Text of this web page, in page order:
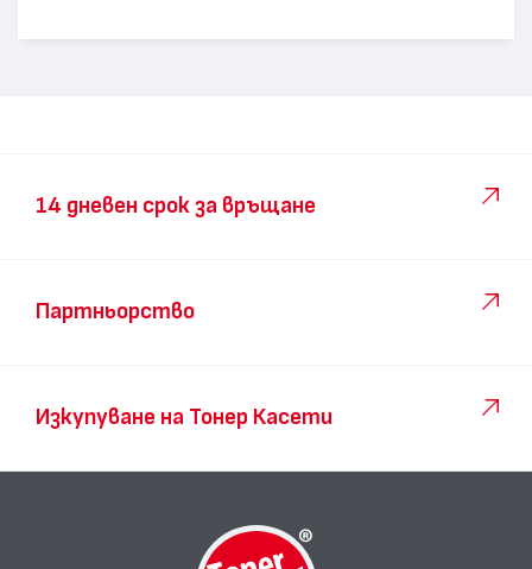
14 дневен срок за връщане
Партньорство
Изкупуване на Тонер Касети